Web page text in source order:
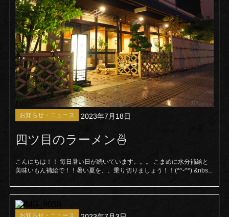
お知らせ・ニュース 2023年7月18日
四ツ目のラーメン🍜
こんにちは！！ 毎日暑い日が続いています。。。 こまめに水分補給と
美味いもん補給で！！暑い夏を、、乗り切りましょう！！(*^-^*) &nbs...